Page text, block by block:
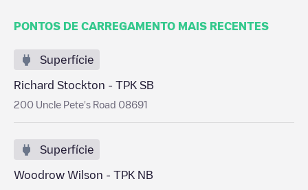
PONTOS DE CARREGAMENTO MAIS RECENTES
Superfície
Richard Stockton - TPK SB
200 Uncle Pete's Road 08691
Superfície
Woodrow Wilson - TPK NB